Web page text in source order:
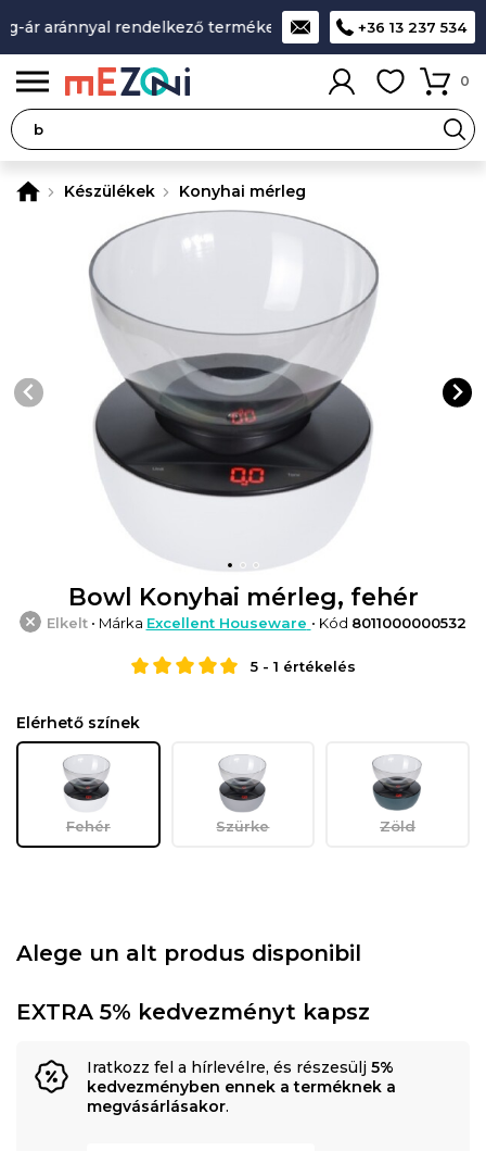
ár aránnyal rendelkező termékek A legjobb design-
+36 13 237 534
0
Készülékek Konyhai mérleg
Bowl Konyhai mérleg, fehér
Elkelt• Márka Excellent Houseware • Kód 8011000000532
5- 1 értékelés
Elérhető színek
Fehér Szürke Zöld
Alege un alt produs disponibil
EXTRA 5% kedvezményt kapsz
Iratkozz fel a hírlevélre, és részesülj 5%
kedvezményben ennek a terméknek a
megvásárlásakor.